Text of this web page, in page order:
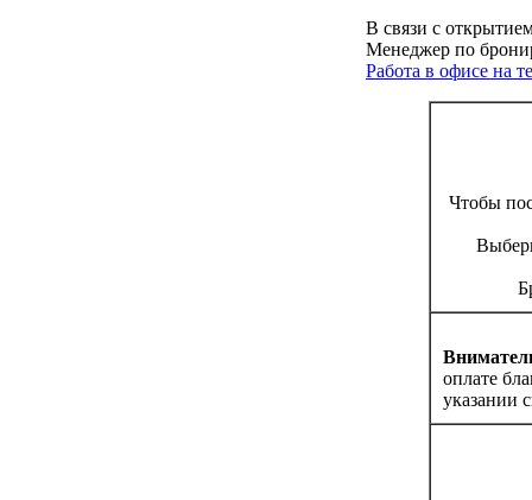
В связи с
Менеджер по
Работа в офисе на
Чтобы
оплате
указании